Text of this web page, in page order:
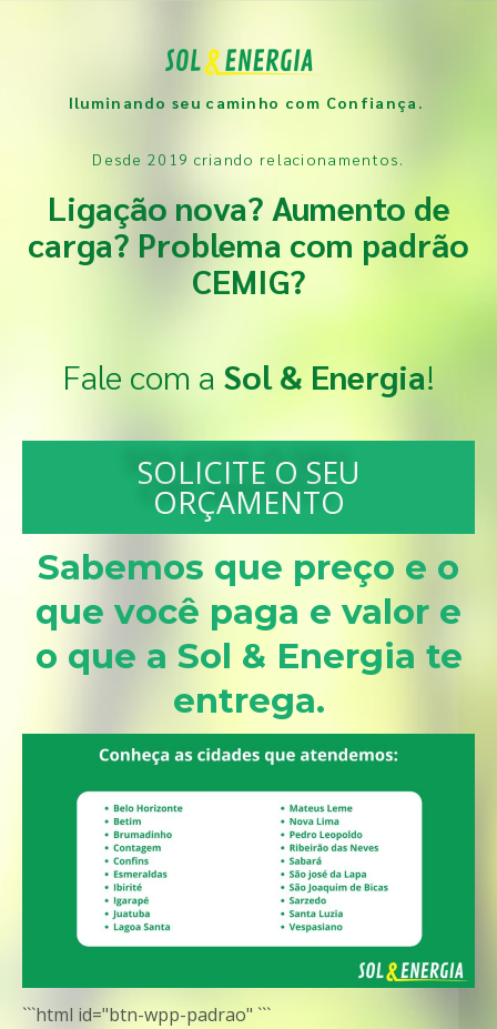
Iluminando seu caminho com Confiança.
Desde 2019 criando relacionamentos.
Ligação nova? Aumento de
carga? Problema com padrão
CEMIG?
Fale com a Sol & Energia!
SOLICITE O SEU
ORÇAMENTO
Sabemos que preço e o
que você paga e valor e
o que a Sol & Energia te
entrega.
```html id="btn-wpp-padrao" ```